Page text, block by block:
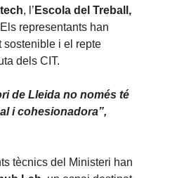
, l’ Escola del Treball,
Els representants han
sostenible i el repte
dels CIT.
de Lleida no només té
i cohesionadora”,
tècnics del Ministeri han